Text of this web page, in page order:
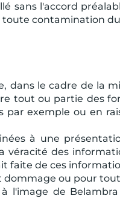
sans l'accord
contamination
le cadre de la
tout ou partie des
exemple ou en
à une
véracité des
faite de ces
ou pour
de